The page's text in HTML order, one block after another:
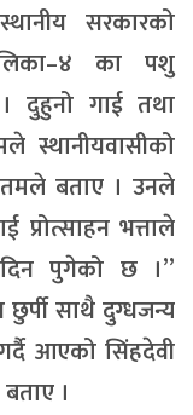
सरकारको
का पशु
दुहुनो गाई तथा
स्थानीयवासीको
बताए । उनले
भत्ताले
पुगेको छ ।”
साथै दुग्धजन्य
आएको सिंहदेवी
।